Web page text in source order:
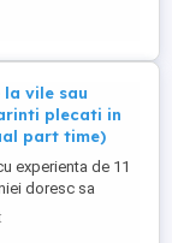
vile sau
plecati in
part time)
experienta de 11
doresc sa
la domiciliu
Piatra Neamt